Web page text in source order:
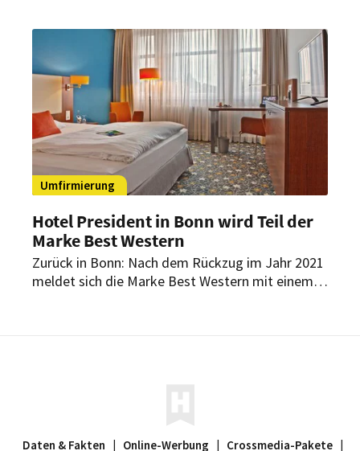
das erste WorldHotel in Deutschland in diesem
exklusiven Luxus-Segment.
Umfirmierung
Hotel President in Bonn wird Teil der
Marke Best Western
Zurück in Bonn: Nach dem Rückzug im Jahr 2021
meldet sich die Marke Best Western mit einem
Daten & Fakten Online-Werbung Crossmedia-Pakete